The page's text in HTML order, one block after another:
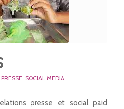
SOCIAL MEDIA
presse et social paid